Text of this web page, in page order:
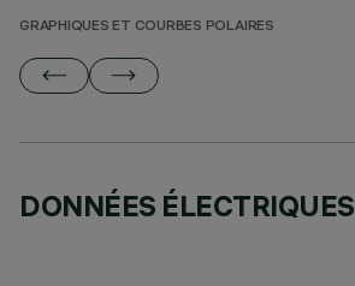
GRAPHIQUES ET COURBES POLAIRES
DONNÉES ÉLECTRIQUES